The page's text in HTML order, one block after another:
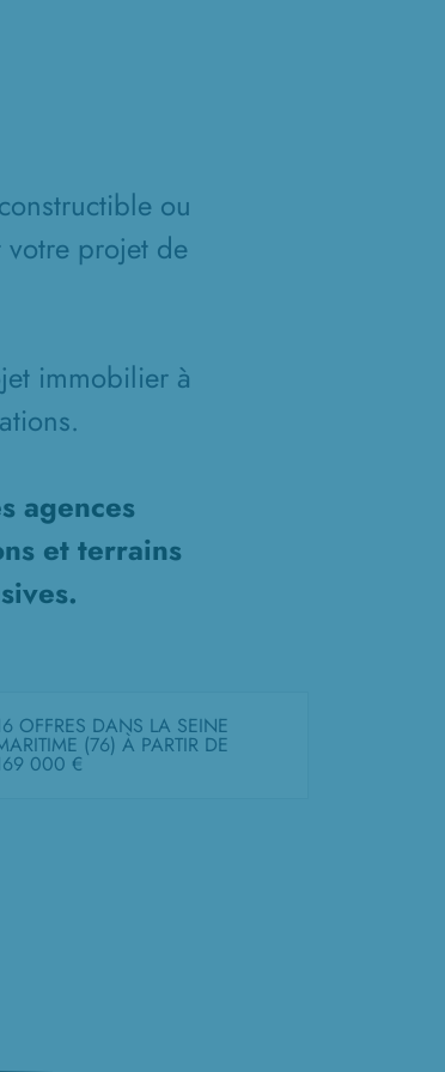
ou
votre projet de
immobilier à
agences
et terrains
OFFRES DANS LA SEINE
(76) À PARTIR DE
000 €